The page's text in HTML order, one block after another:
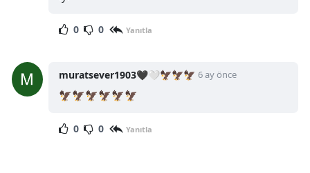
0 0 Yanıtla
muratsever1903🖤🤍🦅🦅🦅 6 ay önce
🦅🦅🦅🦅🦅🦅
0 0 Yanıtla